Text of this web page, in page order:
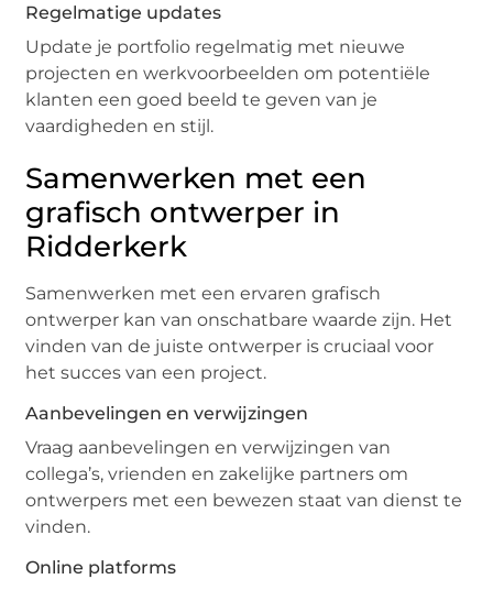
Regelmatige updates
Update je portfolio regelmatig met nieuwe
projecten en werkvoorbeelden om potentiële
klanten een goed beeld te geven van je
vaardigheden en stijl.
Samenwerken met een
grafisch ontwerper in
Ridderkerk
Samenwerken met een ervaren grafisch
ontwerper kan van onschatbare waarde zijn. Het
vinden van de juiste ontwerper is cruciaal voor
het succes van een project.
Aanbevelingen en verwijzingen
Vraag aanbevelingen en verwijzingen van
collega’s, vrienden en zakelijke partners om
ontwerpers met een bewezen staat van dienst te
vinden.
Online platforms